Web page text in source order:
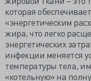
которая
«энергетическим
жира, что легко
энергетических
инфекции меняется
температуры тела,
«котельную» на